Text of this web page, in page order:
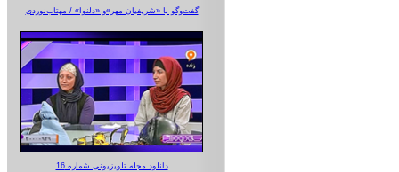
گفت‌وگو با «شریفیان مهر»‌و «دلنوا» / مهتاب‌نوردی
دانلود مجله تلویزیونی شماره 16